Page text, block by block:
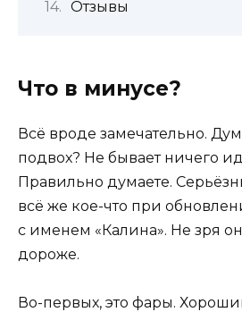
Отзывы
Что в минусе?
Всё вроде замечательно.
подвох? Не бывает ничего
Правильно думаете.
всё же кое-что при
с именем «Калина». Не зря
дороже.
Во-первых, это фары.